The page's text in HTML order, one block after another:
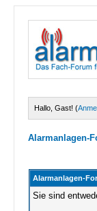
Hallo, Gast! (
Alarmanlagen-
Alarmanlagen-
Sie sind